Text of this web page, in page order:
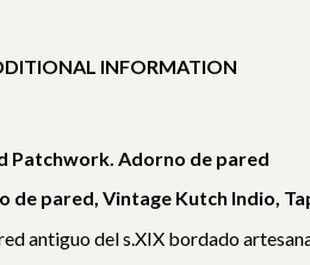
INFORMATION
Patchwork. Adorno de pared
de pared, Vintage Kutch Indio,
antiguo del s.XIX bordado